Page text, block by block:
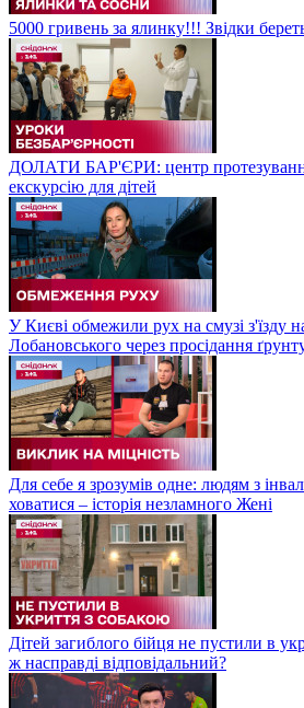
5000 гривень за ялинку!!! Звідки
ДОЛАТИ БАР'ЄРИ: центр
екскурсію для дітей
У Києві обмежили рух на смузі з'їзду
Лобановського через просідання
Для себе я зрозумів одне: людям з
ховатися – історія незламного Жені
Дітей загиблого бійця не пустили в
ж насправді відповідальний?